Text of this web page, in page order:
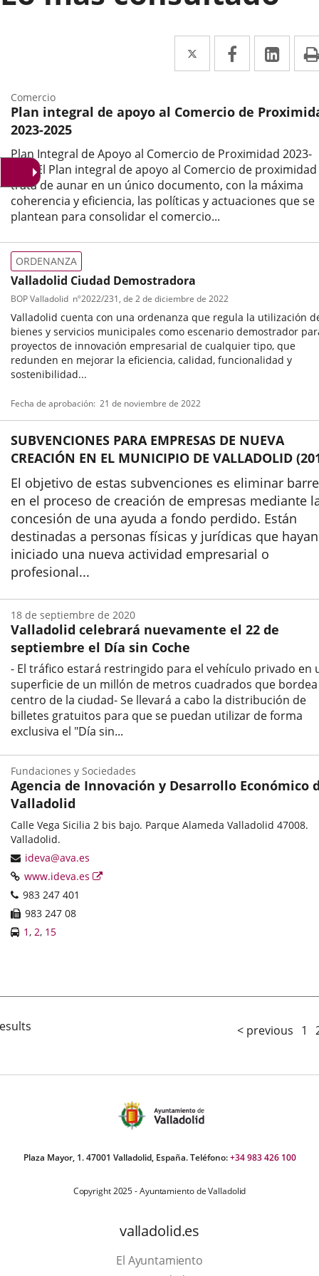
Twitter
Enlace
a
aplicación
externa.
Facebook
Enlace
a
aplicación
externa.
a
Plan integral de apoyo al Comercio de
2023-2025
Plan Integral de Apoyo al Comercio de Proximidad 2023-
2025El Plan integral de apoyo al Comercio de proximidad
trata de aunar en un único documento, con la máxima
coherencia y eficiencia, las políticas y actuaciones que se
plantean para consolidar el comercio...
Comercio
Valladolid Ciudad Demostradora
Valladolid cuenta con una ordenanza que regula la utilización
bienes y servicios municipales como escenario demostrador
proyectos de innovación empresarial de cualquier tipo, que
redunden en mejorar la eficiencia, calidad, funcionalidad y
sostenibilidad...
de
normativa
ORDENANZA
boletin
BOP Valladolid nº2022/231, de 2 de diciembre de 2022
Fecha de aprobación 21 de noviembre de 2022
SUBVENCIONES PARA EMPRESAS DE NUEVA
CREACIÓN EN EL MUNICIPIO DE VALLADOLID
El objetivo de estas subvenciones es eliminar
en el proceso de creación de empresas mediante
concesión de una ayuda a fondo perdido. Están
destinadas a personas físicas y jurídicas que hayan
iniciado una nueva actividad empresarial o
profesional...
Valladolid celebrará nuevamente el 22 de
septiembre el Día sin Coche
- El tráfico estará restringido para el vehículo privado en
superficie de un millón de metros cuadrados que
centro de la ciudad- Se llevará a cabo la distribución de
billetes gratuitos para que se puedan utilizar de forma
exclusiva el "Día sin...
la
noticia
18 de septiembre de 2020
Agencia de Innovación y Desarrollo Económico
Valladolid
Categoría
Fundaciones y Sociedades
Postal
address
Calle Vega Sicilia 2 bis bajo. Parque Alameda Valladolid 47008.
Valladolid.
Email
ideva@ava.es
Web
www.ideva.es
Enlace
Phones
983 247 401
Fax
983 247 08
Líneas
1 Enlace
, 2Enlace
, 15Enlace
< previous 1
Plaza Mayor, 1. 47001 Valladolid, España. Teléfono:+34 983 426 100
Copyright 2025 - Ayuntamiento de Valladolid
valladolid.es
El Ayuntamiento